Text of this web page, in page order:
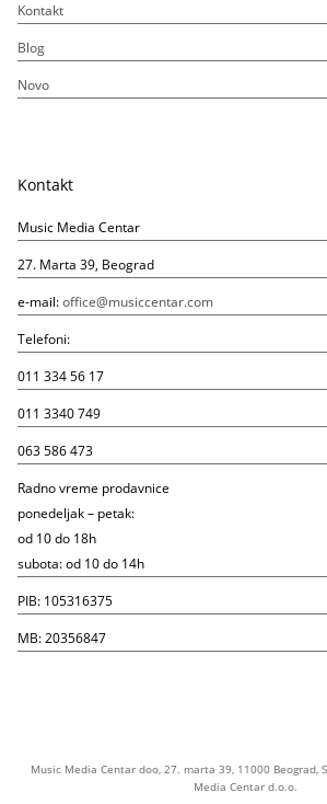
Kontakt
Blog
Novo
Kontakt
Music Media Centar
27. Marta 39, Beograd
e-mail:office@musiccentar.com
Telefoni:
011 334 56 17
011 3340 749
063 586 473
Radno vreme prodavnice
ponedeljak – petak:
od 10 do 18h
subota: od 10 do 14h
PIB: 105316375
MB: 20356847
Music Media Centar doo, 27. marta 39, 11000
Media Centar d.o.o.